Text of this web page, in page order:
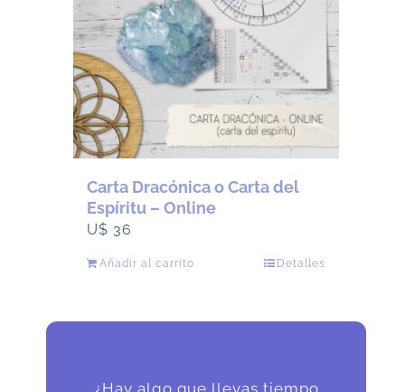
Carta Dracónica o Carta del
Espíritu – Online
U$ 36
Añadir al carrito Detalles